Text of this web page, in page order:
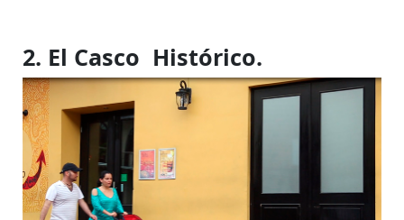
2. El Casco Histórico.